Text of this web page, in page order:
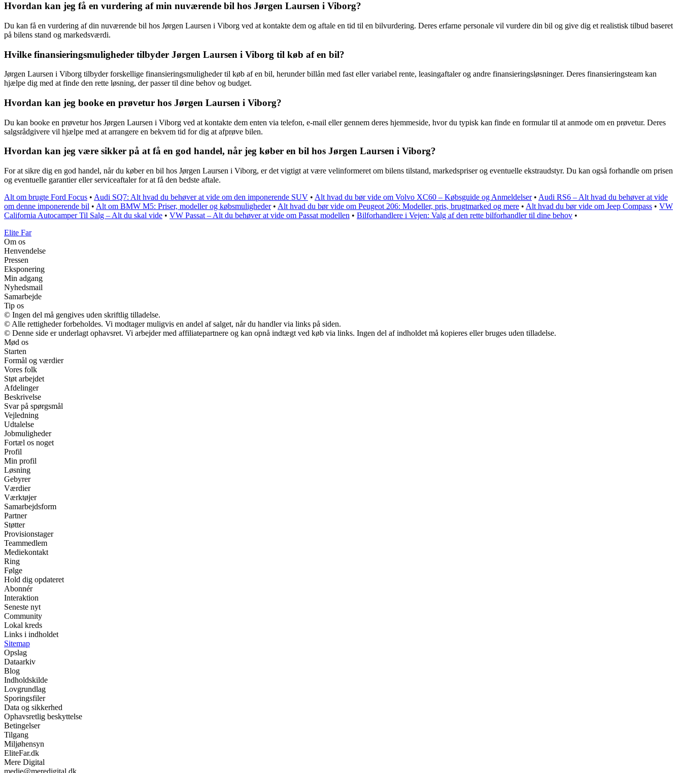
Hvordan kan jeg få en vurdering af min nuværende bil hos Jørgen Laursen i Viborg?
Du kan få en vurdering af din nuværende bil hos Jørgen Laursen i Viborg ved at kontakte dem og aftale en tid til en bilvurdering. Deres erfarne personale vil vurdere din bil og give dig et realistisk tilbud baseret
på bilens stand og markedsværdi.
Hvilke finansieringsmuligheder tilbyder Jørgen Laursen i Viborg til køb af en bil?
Jørgen Laursen i Viborg tilbyder forskellige finansieringsmuligheder til køb af en bil, herunder billån med fast eller variabel rente, leasingaftaler og andre finansieringsløsninger. Deres finansieringsteam kan
hjælpe dig med at finde den rette løsning, der passer til dine behov og budget.
Hvordan kan jeg booke en prøvetur hos Jørgen Laursen i Viborg?
Du kan booke en prøvetur hos Jørgen Laursen i Viborg ved at kontakte dem enten via telefon, e-mail eller gennem deres hjemmeside, hvor du typisk kan finde en formular til at anmode om en prøvetur. Deres
salgsrådgivere vil hjælpe med at arrangere en bekvem tid for dig at afprøve bilen.
Hvordan kan jeg være sikker på at få en god handel, når jeg køber en bil hos Jørgen Laursen i Viborg?
For at sikre dig en god handel, når du køber en bil hos Jørgen Laursen i Viborg, er det vigtigt at være velinformeret om bilens tilstand, markedspriser og eventuelle ekstraudstyr. Du kan også forhandle om prisen
og eventuelle garantier eller serviceaftaler for at få den bedste aftale.
Alt om brugte Ford Focus • Audi SQ7: Alt hvad du behøver at vide om den imponerende SUV • Alt hvad du bør vide om Volvo XC60 – Købsguide og Anmeldelser• Audi RS6 – Alt hvad du behøver at vide
om denne imponerende bil • Alt om BMW M5: Priser, modeller og købsmuligheder• Alt hvad du bør vide om Peugeot 206: Modeller, pris, brugtmarked og mere • Alt hvad du bør vide om Jeep Compass • VW
California Autocamper Til Salg – Alt du skal vide • VW Passat – Alt du behøver at vide om Passat modellen • Bilforhandlere i Vejen: Valg af den rette bilforhandler til dine behov •
Elite Far
Om os
Henvendelse
Pressen
Eksponering
Min adgang
Nyhedsmail
Samarbejde
Tip os
© Ingen del må gengives uden skriftlig tilladelse.
© Alle rettigheder forbeholdes. Vi modtager muligvis en andel af salget, når du handler via links på siden.
© Denne side er underlagt ophavsret. Vi arbejder med affiliatepartnere og kan opnå indtægt ved køb via links. Ingen del af indholdet må kopieres eller bruges uden tilladelse.
Mød os
Starten
Formål og værdier
Vores folk
Støt arbejdet
Afdelinger
Beskrivelse
Svar på spørgsmål
Vejledning
Udtalelse
Jobmuligheder
Fortæl os noget
Profil
Min profil
Løsning
Gebyrer
Værdier
Værktøjer
Samarbejdsform
Partner
Støtter
Provisionstager
Teammedlem
Mediekontakt
Ring
Følge
Hold dig opdateret
Abonnér
Interaktion
Seneste nyt
Community
Lokal kreds
Links i indholdet
Sitemap
Opslag
Dataarkiv
Blog
Indholdskilde
Lovgrundlag
Sporingsfiler
Data og sikkerhed
Ophavsretlig beskyttelse
Betingelser
Tilgang
Miljøhensyn
EliteFar.dk
Mere Digital
medie@meredigital.dk